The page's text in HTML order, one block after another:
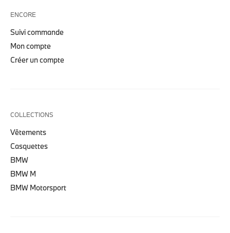
ENCORE
Suivi commande
Mon compte
Créer un compte
COLLECTIONS
Vêtements
Casquettes
BMW
BMW M
BMW Motorsport